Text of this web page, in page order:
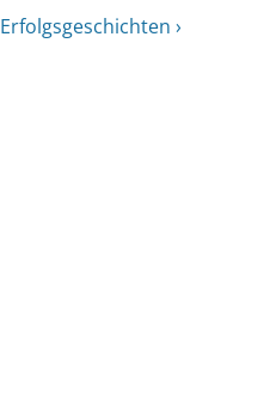
Erfolgsgeschichten ›